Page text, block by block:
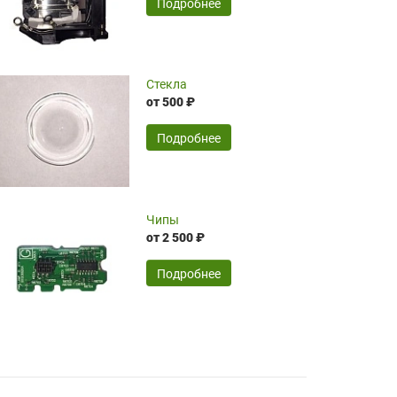
оптимизированной стоимости, чему
чрезмерно благодарны!)))
24.04.2026
широкий ассортимент ламп, как оригиналов,
так и аналогов.Быстрое оформление и
передача в доставку, приемлемые цены. Мне
понравилось.
Читать полностью
16.04.2026
Подробнее
Стекла
от 500 ₽
Подробнее
Чипы
от 2 500 ₽
Подробнее